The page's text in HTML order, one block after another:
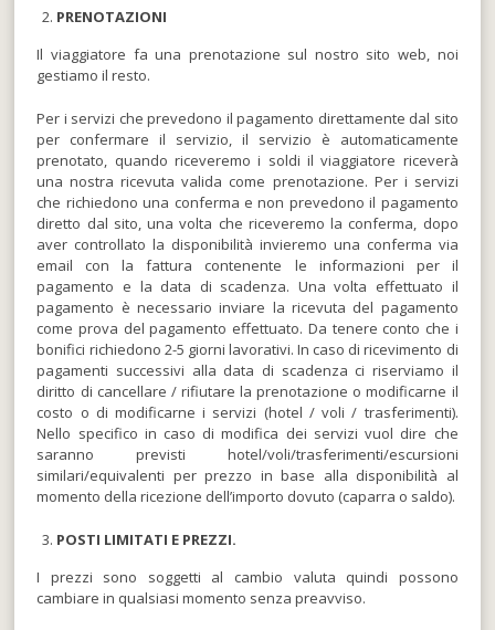
PRENOTAZIONI
Il viaggiatore fa una prenotazione sul nostro sito web, noi
gestiamo il resto.
Per i servizi che prevedono il pagamento direttamente dal sito
per confermare il servizio, il servizio è automaticamente
prenotato, quando riceveremo i soldi il viaggiatore riceverà
una nostra ricevuta valida come prenotazione. Per i servizi
che richiedono una conferma e non prevedono il pagamento
diretto dal sito, una volta che riceveremo la conferma, dopo
aver controllato la disponibilità invieremo una conferma via
email con la fattura contenente le informazioni per il
pagamento e la data di scadenza. Una volta effettuato il
pagamento è necessario inviare la ricevuta del pagamento
come prova del pagamento effettuato. Da tenere conto che i
bonifici richiedono 2-5 giorni lavorativi. In caso di ricevimento di
pagamenti successivi alla data di scadenza ci riserviamo il
diritto di cancellare / rifiutare la prenotazione o modificarne il
costo o di modificarne i servizi (hotel / voli / trasferimenti).
Nello specifico in caso di modifica dei servizi vuol dire che
saranno previsti hotel/voli/trasferimenti/escursioni
similari/equivalenti per prezzo in base alla disponibilità al
momento della ricezione dell’importo dovuto (caparra o saldo).
POSTI LIMITATI E PREZZI.
I prezzi sono soggetti al cambio valuta quindi possono
cambiare in qualsiasi momento senza preavviso.